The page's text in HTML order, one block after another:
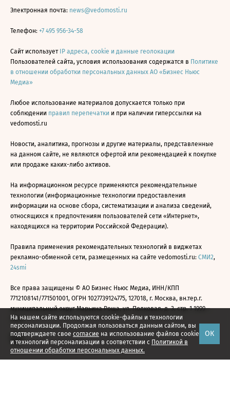
На нашем сайте используются cookie-файлы и технологии
персонализации. Продолжая пользоваться данным сайтом, вы
подтверждаете свое согласие на использование файлов cookie
и технологий персонализации в соответствии с Политикой в
отношении обработки персональных данных.
ОК
Электронная почта: news@vedomosti.ru
Телефон: +7 495 956-34-58
Сайт использует IP адреса, cookie и данные геолокации
Пользователей сайта, условия использования содержатся в Политике
в отношении обработки персональных данных АО «Бизнес Ньюс
Медиа»
Любое использование материалов допускается только при
соблюдении правил перепечатки и при наличии гиперссылки на
vedomosti.ru
Новости, аналитика, прогнозы и другие материалы, представленные
на данном сайте, не являются офертой или рекомендацией к покупке
или продаже каких-либо активов.
На информационном ресурсе применяются рекомендательные
технологии (информационные технологии предоставления
информации на основе сбора, систематизации и анализа сведений,
относящихся к предпочтениям пользователей сети «Интернет»,
находящихся на территории Российской Федерации).
Правила применения рекомендательных технологий в виджетах
рекламно-обменной сети, размещенных на сайте vedomosti.ru: СМИ2,
24smi
Все права защищены © АО Бизнес Ньюс Медиа, ИНН/КПП
7712108141/771501001, ОГРН 1027739124775, 127018, г. Москва, вн.тер.г.
муниципальный округ Марьина Роща, ул. Полковая, д. 3, стр. 1 1999—
2026